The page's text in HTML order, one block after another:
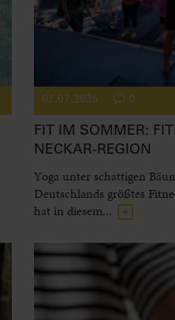
01.07.2026 0
FIT IM SOMMER:
NECKAR-REGION
Yoga unter schattigen
Deutschlands größtes
hat in diesem...